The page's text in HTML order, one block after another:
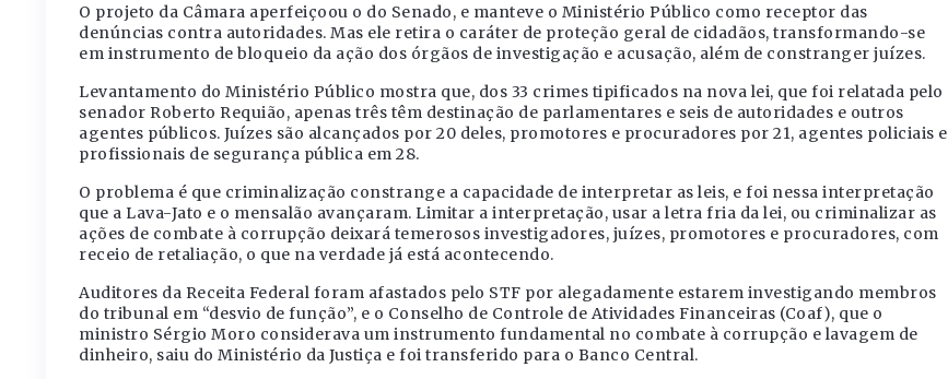
O projeto da Câmara aperfeiçoou o do Senado, e manteve o Ministério Público como receptor das
denúncias contra autoridades. Mas ele retira o caráter de proteção geral de cidadãos, transformando-se
em instrumento de bloqueio da ação dos órgãos de investigação e acusação, além de constranger juízes.
Levantamento do Ministério Público mostra que, dos 33 crimes tipificados na nova lei, que foi relatada pelo
senador Roberto Requião, apenas três têm destinação de parlamentares e seis de autoridades e outros
agentes públicos. Juízes são alcançados por 20 deles, promotores e procuradores por 21, agentes policiais e
profissionais de segurança pública em 28.
O problema é que criminalização constrange a capacidade de interpretar as leis, e foi nessa interpretação
que a Lava-Jato e o mensalão avançaram. Limitar a interpretação, usar a letra fria da lei, ou criminalizar as
ações de combate à corrupção deixará temerosos investigadores, juízes, promotores e procuradores, com
receio de retaliação, o que na verdade já está acontecendo.
Auditores da Receita Federal foram afastados pelo STF por alegadamente estarem investigando membros
do tribunal em “desvio de função”, e o Conselho de Controle de Atividades Financeiras (Coaf), que o
ministro Sérgio Moro considerava um instrumento fundamental no combate à corrupção e lavagem de
dinheiro, saiu do Ministério da Justiça e foi transferido para o Banco Central.